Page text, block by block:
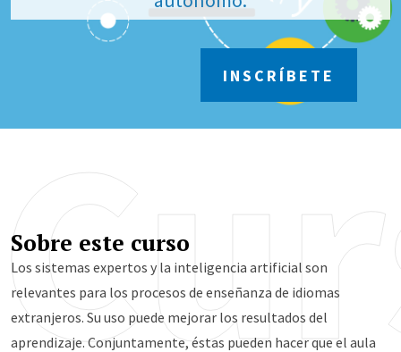
INSCRÍBETE
Sobre este curso
Los sistemas expertos y la inteligencia artificial son
relevantes para los procesos de enseñanza de idiomas
extranjeros. Su uso puede mejorar los resultados del
aprendizaje. Conjuntamente, éstas pueden hacer que el aula